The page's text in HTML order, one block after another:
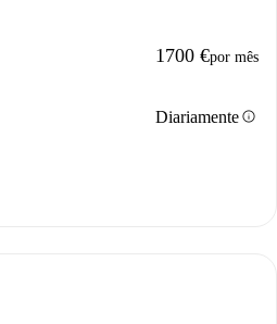
1700 €por mês
Diariamenteinfo